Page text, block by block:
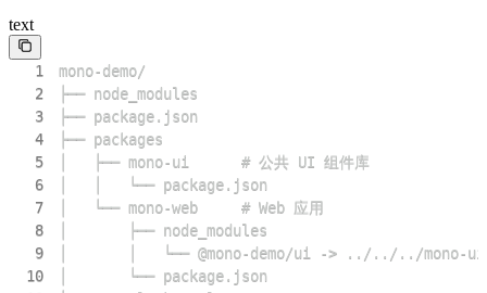
text
1
2
3
4
5
│   ├── mono-ui      # 公共 UI 组件库
6
7
8
9
10